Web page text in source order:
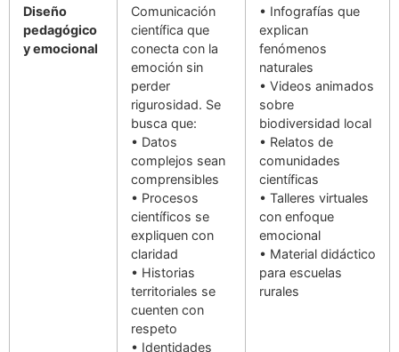
Diseño
pedagógico
y emocional
Comunicación
científica que
conecta con la
emoción sin
perder
rigurosidad. Se
busca que:
• Datos
complejos sean
comprensibles
• Procesos
científicos se
expliquen con
claridad
• Historias
territoriales se
cuenten con
respeto
• Identidades
• Infografías que
explican
fenómenos
naturales
• Videos animados
sobre
biodiversidad local
• Relatos de
comunidades
científicas
• Talleres virtuales
con enfoque
emocional
• Material didáctico
para escuelas
rurales